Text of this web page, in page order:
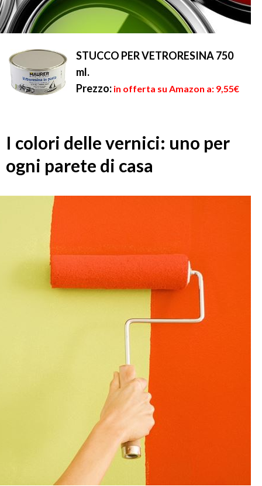
STUCCO PER VETRORESINA 750
ml.
Prezzo: in offerta su Amazon a: 9,55€
I colori delle vernici: uno per
ogni parete di casa